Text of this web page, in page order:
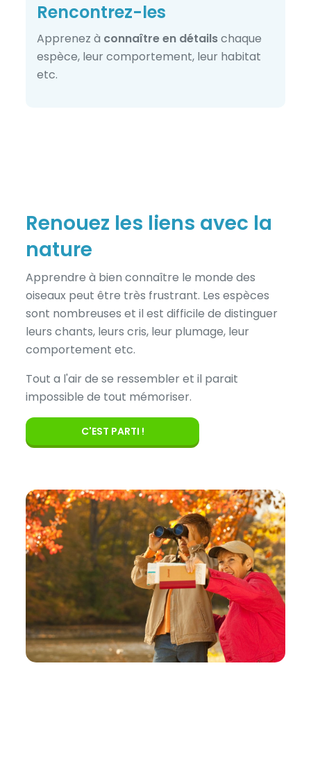
Rencontrez-les
Apprenez à connaître en détailschaque
espèce, leur comportement, leur habitat
etc.
Renouez les liens avec la
nature
Apprendre à bien connaître le monde des
oiseaux peut être très frustrant. Les espèces
sont nombreuses et il est difficile de distinguer
leurs chants, leurs cris, leur plumage, leur
comportement etc.
Tout a l'air de se ressembler et il parait
impossible de tout mémoriser.
C'EST PARTI !